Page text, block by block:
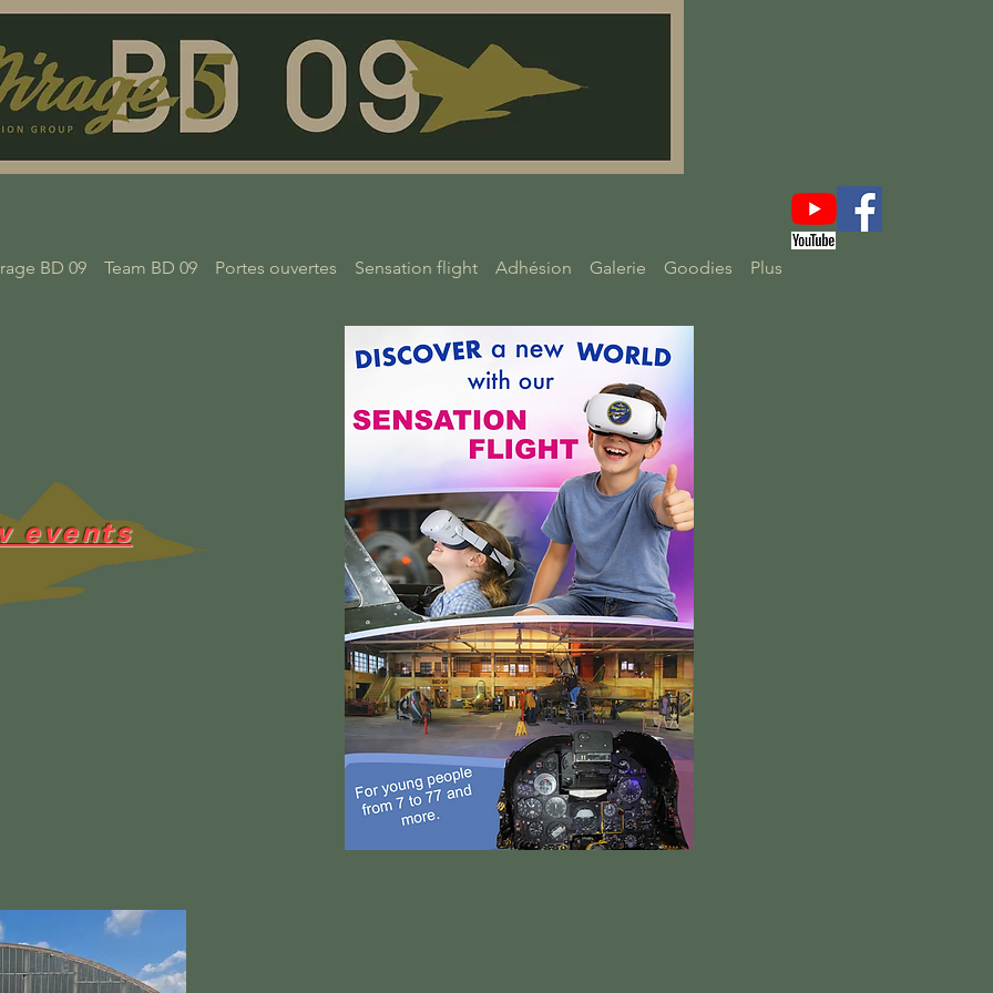
BD 09 Team BD 09 Portes ouvertes Sensation flight Adhésion Galerie Goodies Plus
events